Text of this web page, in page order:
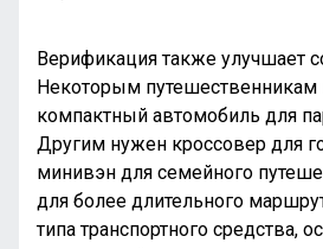
Верификация также улучшает
Некоторым
компактный автомобиль для
Другим нужен кроссовер для
минивэн для семейного
для более длительного
типа транспортного средства,